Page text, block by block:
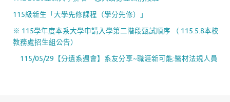
115級新生「大學先修課程（學分先修）」
※ 115學年度本系大學申請入學第二階段甄試順序 （ 115.5.8本校
教務處招生組公告）
115/05/29【分遺系週會】系友分享~職涯新可能:醫材法規人員